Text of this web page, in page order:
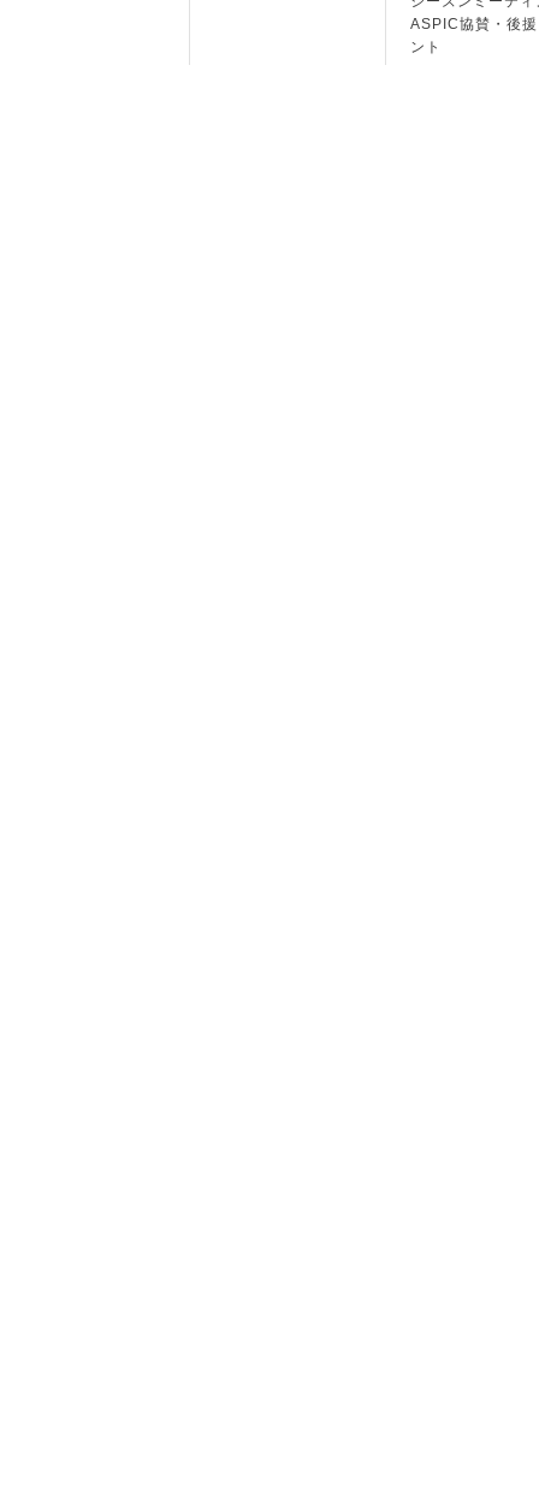
ASPIC協賛・後
ント